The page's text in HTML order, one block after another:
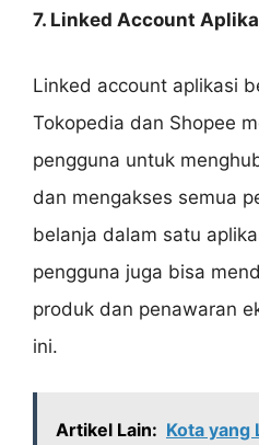
7. Linked Account
Linked account aplikasi
Tokopedia dan Shopee
pengguna untuk
dan mengakses semua
belanja dalam satu
pengguna juga bisa
produk dan penawaran
ini.
Artikel Lain: Kota yang